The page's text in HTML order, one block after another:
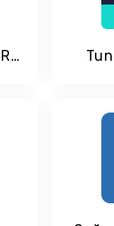
Радио онлайн - PCRADIO